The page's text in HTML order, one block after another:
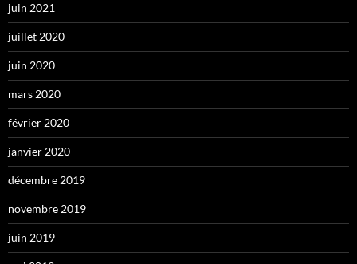
juin 2021
juillet 2020
juin 2020
mars 2020
février 2020
janvier 2020
décembre 2019
novembre 2019
juin 2019